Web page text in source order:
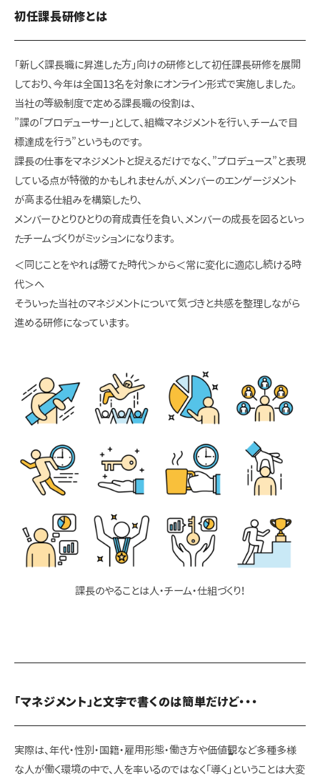
初任課長研修とは
「新しく課長職に昇進した方」向けの研修として初任課長研修を展開
しており、今年は全国13名を対象にオンライン形式で実施しました。
当社の等級制度で定める課長職の役割は、
”課の「プロデューサー」として、組織マネジメントを行い、チームで目
標達成を行う”というものです。
課長の仕事をマネジメントと捉えるだけでなく、”プロデュース”と表現
している点が特徴的かもしれませんが、メンバーのエンゲージメント
が高まる仕組みを構築したり、
メンバーひとりひとりの育成責任を負い、メンバーの成長を図るといっ
たチームづくりがミッションになります。
＜同じことをやれば勝てた時代＞から＜常に変化に適応し続ける時
代＞へ
そういった当社のマネジメントについて気づきと共感を整理しながら
進める研修になっています。
課長のやることは人・チーム・仕組づくり！
「マネジメント」と文字で書くのは簡単だけど・・・
実際は、年代・性別・国籍・雇用形態・働き方や価値観など多種多様
な人が働く環境の中で、人を率いるのではなく「導く」ということは大変